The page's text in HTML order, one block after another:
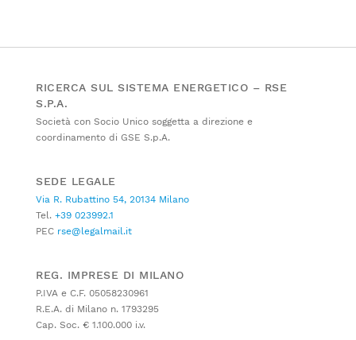
RICERCA SUL SISTEMA ENERGETICO – RSE
S.P.A.
Società con Socio Unico soggetta a direzione e
coordinamento di GSE S.p.A.
SEDE LEGALE
Via R. Rubattino 54, 20134 Milano
Tel. +39 023992.1
PEC rse@legalmail.it
REG. IMPRESE DI MILANO
P.IVA e C.F. 05058230961
R.E.A. di Milano n. 1793295
Cap. Soc. € 1.100.000 i.v.